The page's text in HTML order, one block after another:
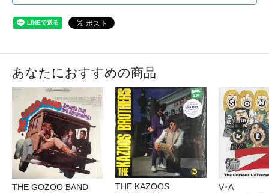
あなたにおすすめの商品
THE GOZOO BAND
THE KAZOOS
V･A